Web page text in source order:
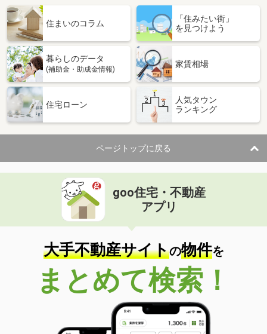
住まいのコラム
「住みたい街」
を見つけよう
暮らしのデータ
(補助金・助成金情報)
家賃相場
住宅ローン
人気タウン
ランキング
ページトップに戻る
goo住宅・不動産
アプリ
大手不動産サイトの物件を
まとめて検索！